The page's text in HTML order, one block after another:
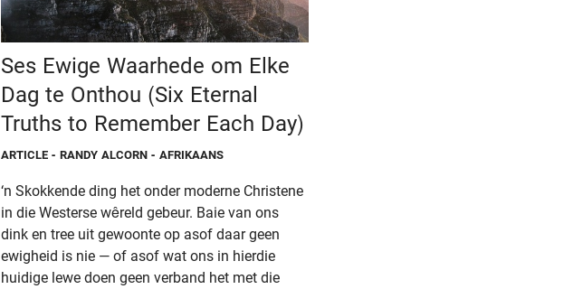
Ses Ewige Waarhede om Elke
Dag te Onthou (Six Eternal
Truths to Remember Each Day)
ARTICLE - RANDY ALCORN - AFRIKAANS
‘n Skokkende ding het onder moderne Christene
in die Westerse wêreld gebeur. Baie van ons
dink en tree uit gewoonte op asof daar geen
ewigheid is nie — of asof wat ons in hierdie
huidige lewe doen geen verband het met die